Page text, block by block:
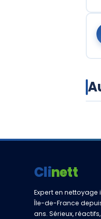
Clinett
Expert en nettoyage
Île-de-France
ans. Sérieux,